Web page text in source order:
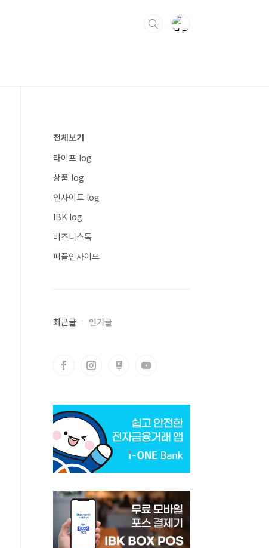
전체보기
라이프 log
상품 log
인사이트 log
IBK log
비즈니스톡
피플인사이드
최근글 인기글